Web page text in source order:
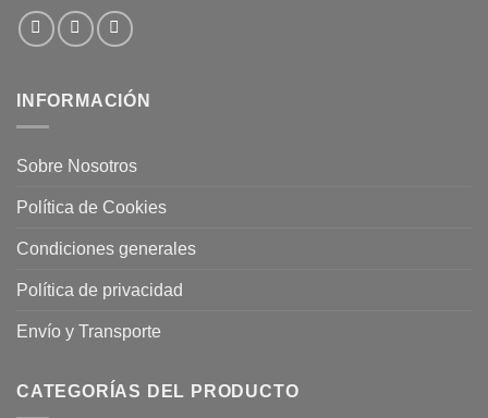
INFORMACIÓN
Sobre Nosotros
Política de Cookies
Condiciones generales
Política de privacidad
Envío y Transporte
CATEGORÍAS DEL PRODUCTO